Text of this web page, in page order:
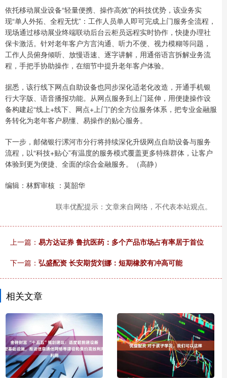
依托移动展业设备“轻量便携、操作高效”的科技优势，该业务实
现“单人外拓、全程无忧”：工作人员单人即可完成上门服务全流程，
现场通过移动展业终端联动后台云柜员远程实时协作，快捷办理社
保卡激活。针对老年客户方言沟通、听力不便、视力模糊等问题，
工作人员俯身倾听、放慢语速、逐字讲解，用通俗语言拆解业务流
程，手把手协助操作，在细节中提升老年客户体验。
据悉，该行线下网点自助设备也同步深化适老化改造，开通手机银
行大字版、语音播报功能。从网点服务到上门延伸，用便捷操作设
备构建起“线上+线下、网点+上门”的全方位服务体系，把专业金融服
务转化为老年客户易懂、易操作的贴心服务。
下一步，邮储银行漯河市分行将持续深化升级网点自助设备与服务
流程，以“科技+贴心”有温度的服务模式覆盖更多特殊群体，让客户
体验到更为便捷、全面的综合金融服务。（高静）
编辑：林辉审核 ：莫韶华
联丰优配提示：文章来自网络，不代表本站观点。
上一篇： 易方达证券 鲁抗医药：多个产品市场占有率居于首位
下一篇： 弘盛配资 长安期货刘娜：短期橡胶有冲高可能
相关文章